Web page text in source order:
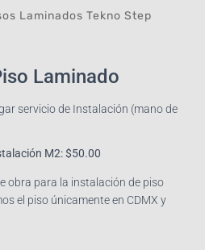
Laminados Tekno Step
Laminado
servicio de Instalación (mano de
M2:$50.00
obra para la instalación de piso
el piso únicamente en CDMX y